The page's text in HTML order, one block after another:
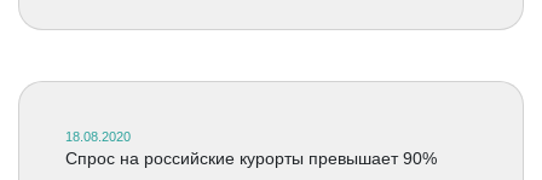
18.08.2020
Спрос на российские курорты превышает 90%